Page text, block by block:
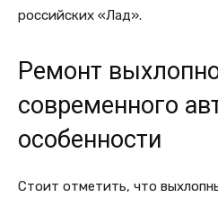
российских «Лад».
Ремонт
современного
особенности
Стоит отметить, что